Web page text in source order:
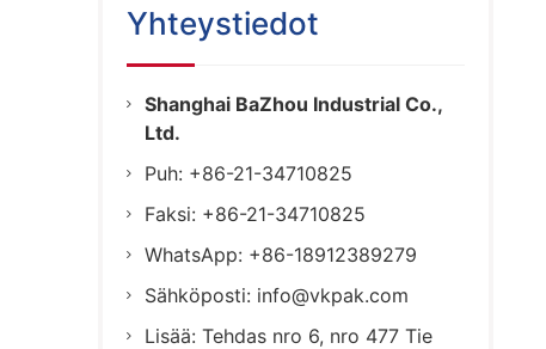
Yhteystiedot
Shanghai BaZhou Industrial Co.,
Ltd.
Puh: +86-21-34710825
Faksi: +86-21-34710825
WhatsApp: +86-18912389279
Sähköposti: info@vkpak.com
Lisää: Tehdas nro 6, nro 477 Tie